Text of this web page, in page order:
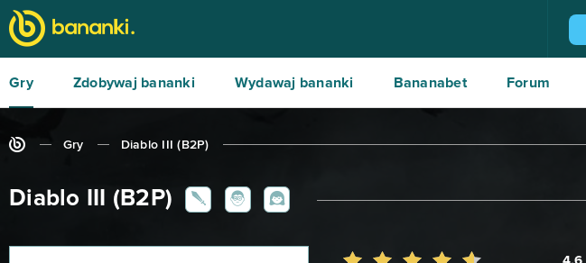
Gry Zdobywaj bananki Wydawaj bananki Bananabet Forum
Gry Diablo III (B2P)
Diablo III (B2P)